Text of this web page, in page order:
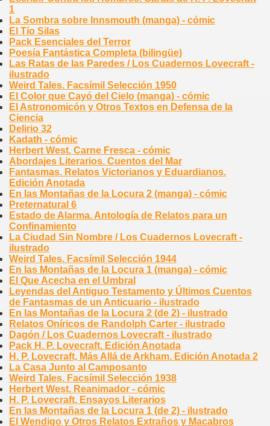
1
La Sombra sobre Innsmouth (manga) - cómic
El Tío Silas
Pack Esenciales del Terror
Poesía Fantástica Completa (bilingüe)
Las Ratas de las Paredes / Los Cuadernos Lovecraft -
ilustrado
Weird Tales. Facsímil Selección 1950
El Color que Cayó del Cielo (manga) - cómic
El Astronomicón y Otros Textos en Defensa de la
Ciencia
Delirio 32
Kadath - cómic
Herbert West. Carne Fresca - cómic
Abordajes Literarios. Cuentos del Mar
Fantasmas. Relatos Victorianos y Eduardianos.
Edición Anotada
En las Montañas de la Locura 2 (manga) - cómic
Preternatural 6
Estado de Alarma. Antología de Relatos para un
Confinamiento
La Ciudad Sin Nombre / Los Cuadernos Lovecraft -
ilustrado
Weird Tales. Facsímil Selección 1944
En las Montañas de la Locura 1 (manga) - cómic
El Que Acecha en el Umbral
Leyendas del Antiguo Testamento y Últimos Cuentos
de Fantasmas de un Anticuario - ilustrado
En las Montañas de la Locura 2 (de 2) - ilustrado
Relatos Oníricos de Randolph Carter - ilustrado
Dagón / Los Cuadernos Lovecraft - ilustrado
Pack H. P. Lovecraft. Edición Anotada
H. P. Lovecraft, Más Allá de Arkham. Edición Anotada 2
La Casa Junto al Camposanto
Weird Tales. Facsímil Selección 1938
Herbert West. Reanimador - cómic
H. P. Lovecraft. Ensayos Literarios
En las Montañas de la Locura 1 (de 2) - ilustrado
El Wendigo y Otros Relatos Extraños y Macabros